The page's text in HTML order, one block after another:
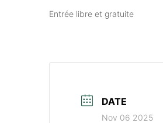
Entrée libre et gratuite
DATE
Nov 06 2025